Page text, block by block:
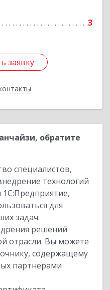
3
заявку
заявку
обратите
специалистов,
технологий
для
задач.
решений
отрасли. Вы можете
содержащему
партнерами